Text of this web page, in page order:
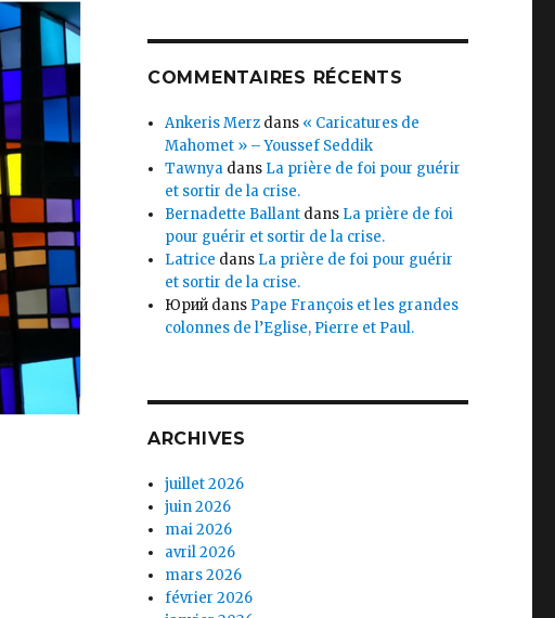
COMMENTAIRES RÉCENTS
Ankeris Merz dans « Caricatures de
Mahomet » – Youssef Seddik
Tawnya dans La prière de foi pour guérir
et sortir de la crise.
Bernadette Ballant dans La prière de foi
pour guérir et sortir de la crise.
Latrice dans La prière de foi pour guérir
et sortir de la crise.
Юрий dans Pape François et les grandes
colonnes de l’Eglise, Pierre et Paul.
ARCHIVES
juillet 2026
juin 2026
mai 2026
avril 2026
mars 2026
février 2026